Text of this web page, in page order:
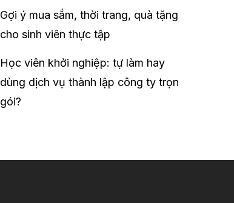
Gợi ý mua sắm, thời trang, quà tặng
cho sinh viên thực tập
Học viên khởi nghiệp: tự làm hay
dùng dịch vụ thành lập công ty trọn
gói?